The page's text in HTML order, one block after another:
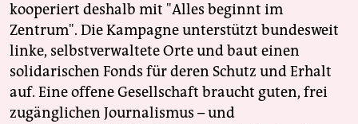
kooperiert deshalb mit "Alles beginnt im
Zentrum". Die Kampagne unterstützt bundesweit
linke, selbstverwaltete Orte und baut einen
solidarischen Fonds für deren Schutz und Erhalt
auf. Eine offene Gesellschaft braucht guten, frei
zugänglichen Journalismus – und